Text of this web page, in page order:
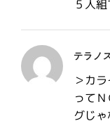
５人
テラノ
＞カ
って
グじゃ